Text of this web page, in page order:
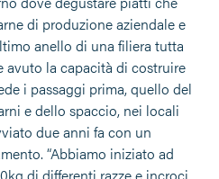
di produzione aziendale e
anello di una filiera tutta
avuto la capacità di costruire
i passaggi prima, quello del
e dello spaccio, nei locali
due anni fa con un
“Abbiamo iniziato ad
di differenti razze e incroci